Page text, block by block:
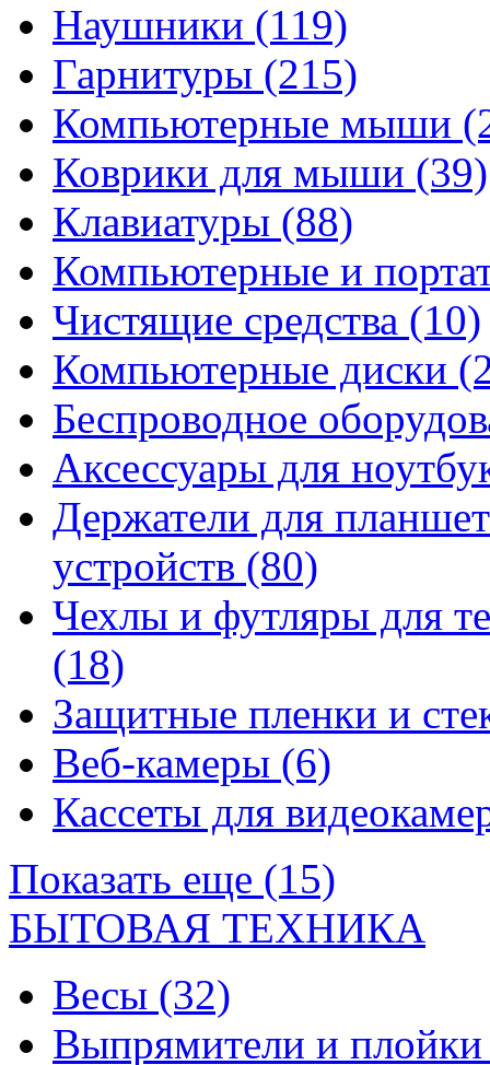
Наушники (119)
Гарнитуры (215)
Компьютерные мыши
Коврики для мыши (39)
Клавиатуры (88)
Компьютерные и
Чистящие средства (10)
Компьютерные диски
Беспроводное
Аксессуары для
Держатели для
устройств (80)
Чехлы и футляры для
(18)
Защитные пленки и
Веб-камеры (6)
Кассеты для
Показать еще (15)
БЫТОВАЯ ТЕХНИКА
Весы (32)
Выпрямители и